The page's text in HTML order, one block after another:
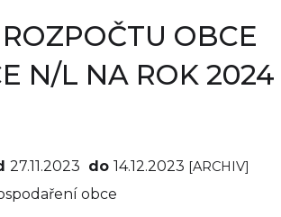
OBCE
N/L NA ROK 2024
27.11.2023 do 14.12.2023 [ARCHIV]
obce